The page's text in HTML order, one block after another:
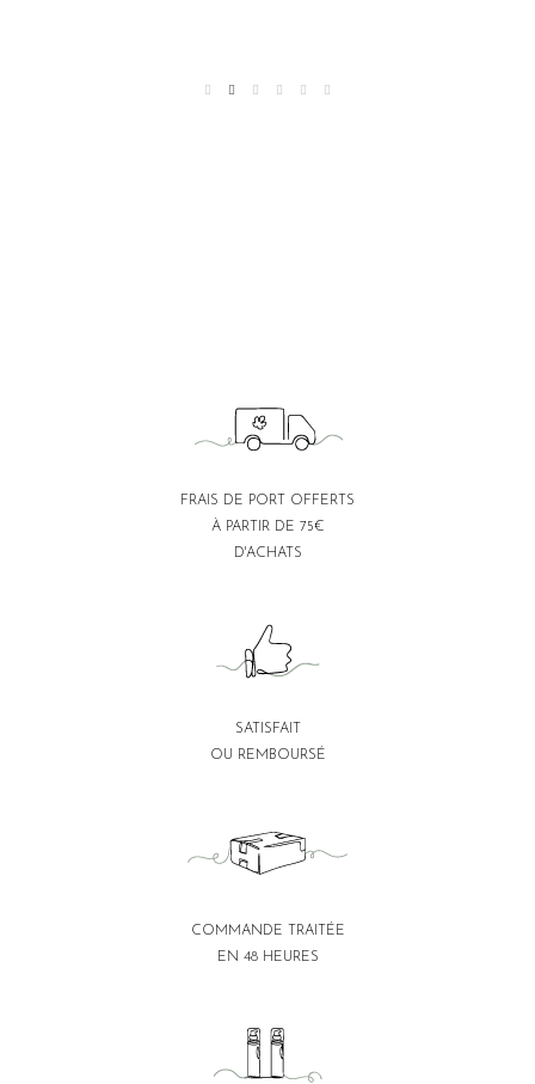
FRAIS DE PORT OFFERTS
À PARTIR DE 75€
D'ACHATS
SATISFAIT
OU REMBOURSÉ
COMMANDE TRAITÉE
EN 48 HEURES